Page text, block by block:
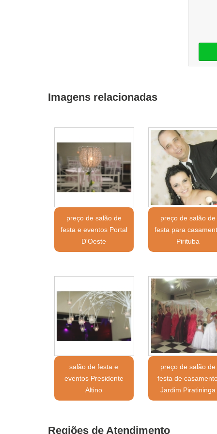
Imagens relacionadas
preço de salão de
festa e eventos Portal
D'Oeste
preço de salão de
festa para
Pirituba
salão de festa e
eventos Presidente
Altino
preço de salão de
festa de
Jardim Piratininga
Regiões de Atendimento